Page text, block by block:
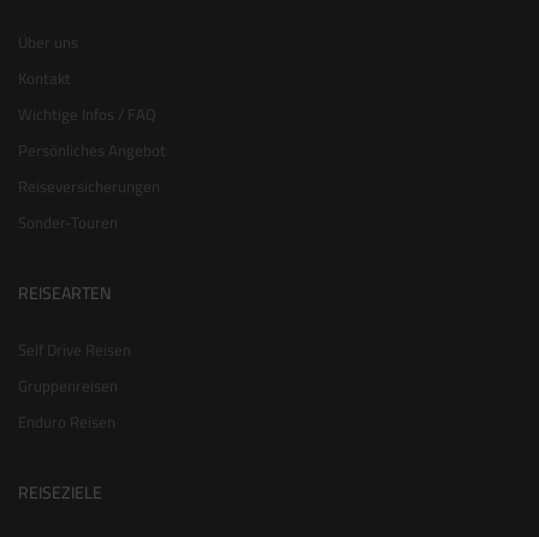
Über uns
Kontakt
Wichtige Infos / FAQ
Persönliches Angebot
Reiseversicherungen
Sonder-Touren
REISEARTEN
Self Drive Reisen
Gruppenreisen
Enduro Reisen
REISEZIELE